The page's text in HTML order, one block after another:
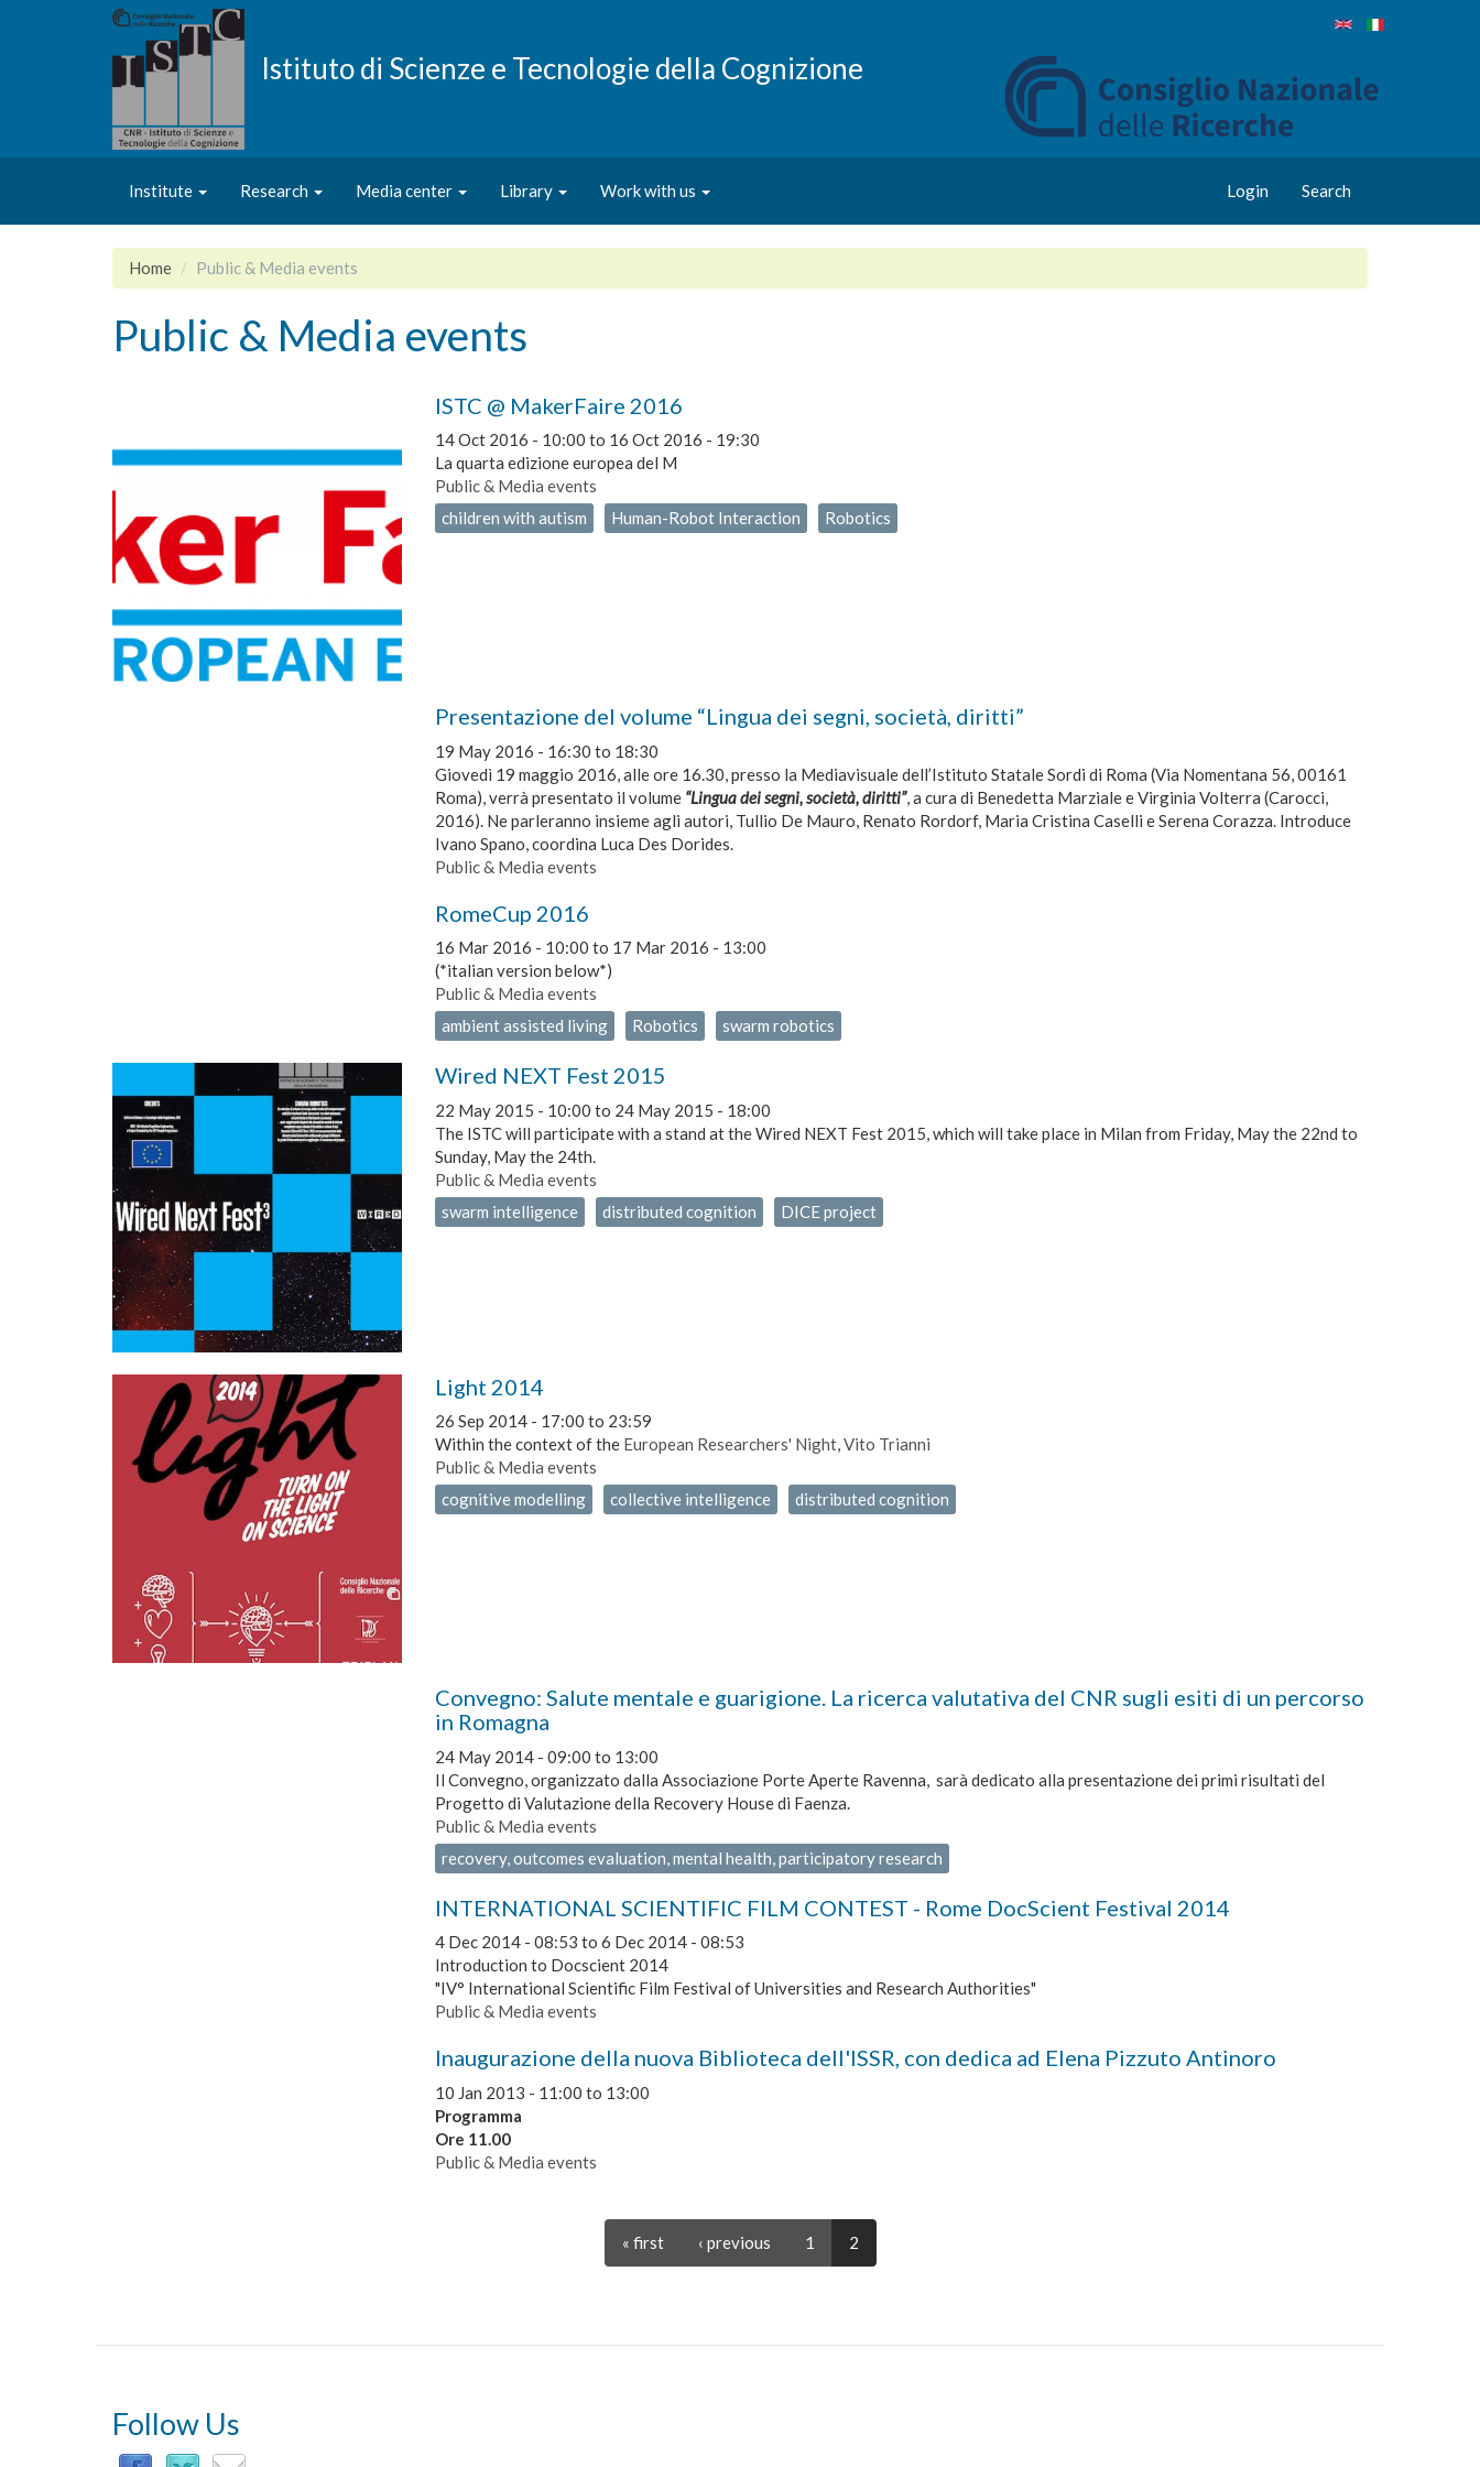
Istituto di Scienze e Tecnologie della Cognizione
Institute Research Media center Library Work with us Login Search
Home Public & Media events
Public & Media events
ISTC @ MakerFaire 2016
14 Oct 2016 - 10:00 to 16 Oct 2016 - 19:30
La quarta edizione europea del M
Public & Media events
children with autism
Human-Robot Interaction Robotics
Presentazione del volume “Lingua dei segni, società, diritti”
19 May 2016 - 16:30 to 18:30
Giovedì 19 maggio 2016, alle ore 16.30, presso la Mediavisuale dell’Istituto Statale Sordi di Roma (Via Nomentana 56, 00161
Roma), verrà presentato il volume “Lingua dei segni, società, diritti”, a cura di Benedetta Marziale e Virginia Volterra (Carocci,
2016). Ne parleranno insieme agli autori, Tullio De Mauro, Renato Rordorf, Maria Cristina Caselli e Serena Corazza. Introduce
Ivano Spano, coordina Luca Des Dorides.
Public & Media events
RomeCup 2016
16 Mar 2016 - 10:00 to 17 Mar 2016 - 13:00
(*italian version below*)
Public & Media events
ambient assisted living
Robotics swarm robotics
Wired NEXT Fest 2015
22 May 2015 - 10:00 to 24 May 2015 - 18:00
The ISTC will participate with a stand at the Wired NEXT Fest 2015, which will take place in Milan from Friday, May the 22nd to
Sunday, May the 24th.
Public & Media events
swarm intelligence
distributed cognition DICE project
Light 2014
26 Sep 2014 - 17:00 to 23:59
Within the context of the European Researchers' Night,Vito Trianni
Public & Media events
cognitive modelling
collective intelligence distributed cognition
Convegno: Salute mentale e guarigione. La ricerca valutativa del CNR sugli esiti di un percorso
in Romagna
24 May 2014 - 09:00 to 13:00
Il Convegno, organizzato dalla Associazione Porte Aperte Ravenna, sarà dedicato alla presentazione dei primi risultati del
Progetto di Valutazione della Recovery House di Faenza.
Public & Media events
recovery, outcomes evaluation, mental health, participatory research
INTERNATIONAL SCIENTIFIC FILM CONTEST - Rome DocScient Festival 2014
4 Dec 2014 - 08:53 to 6 Dec 2014 - 08:53
Introduction to Docscient 2014
"IV° International Scientific Film Festival of Universities and Research Authorities"
Public & Media events
Inaugurazione della nuova Biblioteca dell'ISSR, con dedica ad Elena Pizzuto Antinoro
10 Jan 2013 - 11:00 to 13:00
Programma
Ore 11.00
Public & Media events
« first ‹ previous 1 2
Follow Us